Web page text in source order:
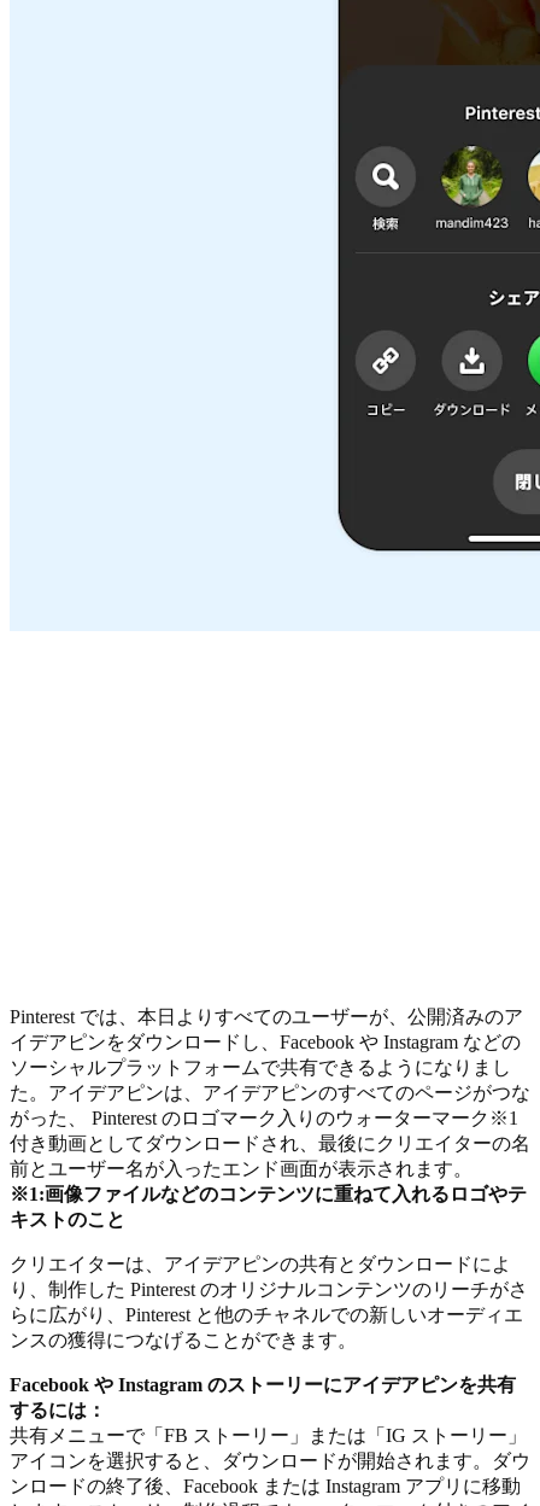
Pinterest では、本日よりすべてのユーザーが、公開済みのア
イデアピンをダウンロードし、Facebook や Instagram などの
ソーシャルプラットフォームで共有できるようになりまし
た。アイデアピンは、アイデアピンのすべてのページがつな
がった、 Pinterest のロゴマーク入りのウォーターマーク※1
付き動画としてダウンロードされ、最後にクリエイターの名
前とユーザー名が入ったエンド画面が表示されます。
※1:画像ファイルなどのコンテンツに重ねて入れるロゴやテ
キストのこと
クリエイターは、アイデアピンの共有とダウンロードによ
り、制作した Pinterest のオリジナルコンテンツのリーチがさ
らに広がり、Pinterest と他のチャネルでの新しいオーディエ
ンスの獲得につなげることができます。
Facebook や Instagram のストーリーにアイデアピンを共有
するには：
共有メニューで「FB ストーリー」または「IG ストーリー」
アイコンを選択すると、ダウンロードが開始されます。ダウ
ンロードの終了後、Facebook または Instagram アプリに移動